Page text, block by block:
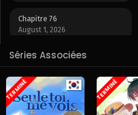
Chapitre 76
August 1, 2026
Chapitre 74
August 1, 2026
Chapitre 72
August 1, 2026
Séries Associées
TERMINÉ TERMINÉ